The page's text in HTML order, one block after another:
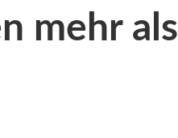
mehr als